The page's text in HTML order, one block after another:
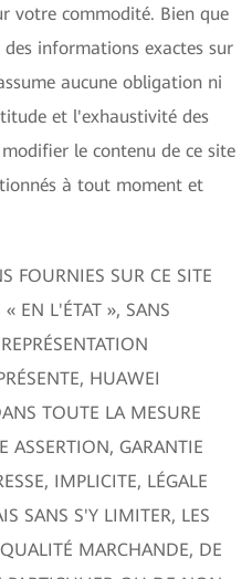
votre commodité. Bien que
informations exactes sur
aucune obligation ni
et l'exhaustivité des
le contenu de ce site
à tout moment et
FOURNIES SUR CE SITE
EN L'ÉTAT », SANS
HUAWEI
TOUTE LA MESURE
ASSERTION, GARANTIE
IMPLICITE, LÉGALE
SANS S'Y LIMITER, LES
MARCHANDE, DE